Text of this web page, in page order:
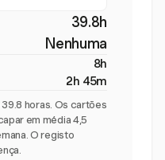
39.8h
Nenhuma
8h
2h 45m
horas. Os cartões
em média 4,5
O registo